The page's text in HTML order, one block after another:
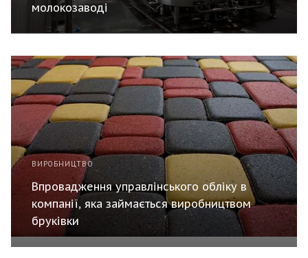
молокозаводі
ВИРОБНИЦТВО
Впровадження управлінського обліку в
компанії, яка займається виробництвом
бруківки